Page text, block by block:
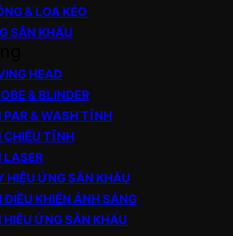
& LOA KÉO
SÂN KHẤU
HEAD
& BLINDER
PAR & WASH TĨNH
CHIẾU TĨNH
LASER
HIỆU ỨNG SÂN KHẤU
ĐIỀU KHIỂN ÁNH SÁNG
HIỆU ỨNG SÂN KHẤU